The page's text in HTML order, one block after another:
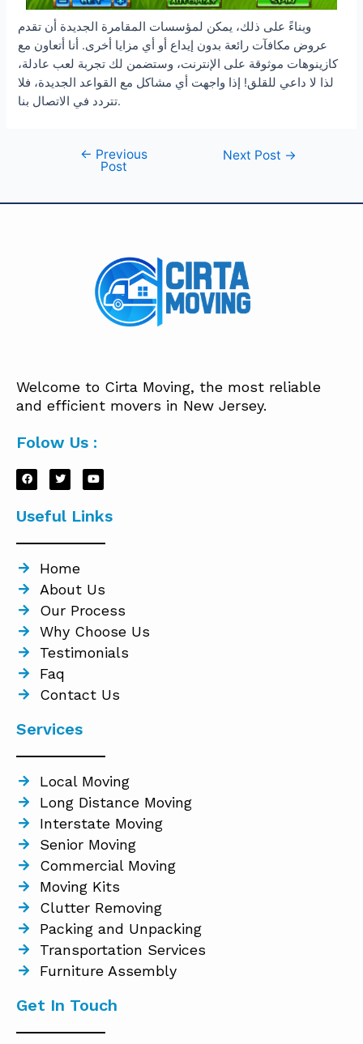
وبناءً على ذلك، يمكن لمؤسسات المقامرة الجديدة أن تقدم
عروض مكافآت رائعة بدون إيداع أو أي مزايا أخرى. أنا أتعاون مع
كازينوهات موثوقة على الإنترنت، وستضمن لك تجربة لعب عادلة،
لذا لا داعي للقلق! إذا واجهت أي مشاكل مع القواعد الجديدة، فلا
تتردد في الاتصال بنا.
← Previous
Post
Next Post →
Welcome to Cirta Moving, the most reliable
and efficient movers in New Jersey.
Folow Us :
Useful Links
Home
About Us
Our Process
Why Choose Us
Testimonials
Faq
Contact Us
Services
Local Moving
Long Distance Moving
Interstate Moving
Senior Moving
Commercial Moving
Moving Kits
Clutter Removing
Packing and Unpacking
Transportation Services
Furniture Assembly
Get In Touch